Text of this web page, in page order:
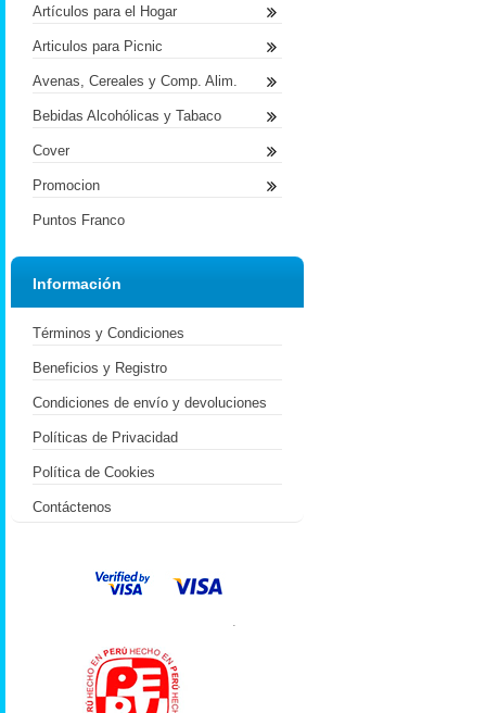
Artículos para el Hogar
Articulos para Picnic
Avenas, Cereales y Comp. Alim.
Bebidas Alcohólicas y Tabaco
Cover
Promocion
Puntos Franco
Información
Términos y Condiciones
Beneficios y Registro
Condiciones de envío y devoluciones
Políticas de Privacidad
Política de Cookies
Contáctenos
.